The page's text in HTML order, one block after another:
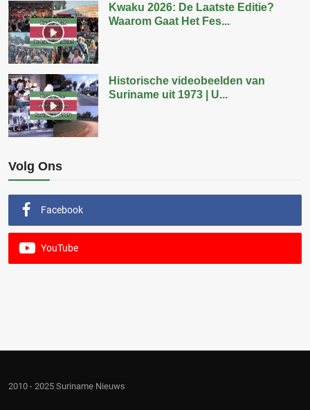
Kwaku 2026: De Laatste Editie?
Waarom Gaat Het Fes...
Historische videobeelden van
Suriname uit 1973 | U...
Volg Ons
Facebook
YouTube
2010 - 2025 Suriname Nieuws